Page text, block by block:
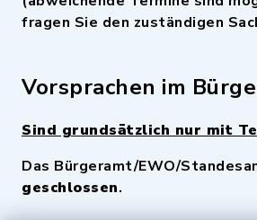
fragen Sie den zuständigen
Vorsprachen im
Sind grundsätzlich nur mit
Das Bürgeramt/EWO/
geschlossen.